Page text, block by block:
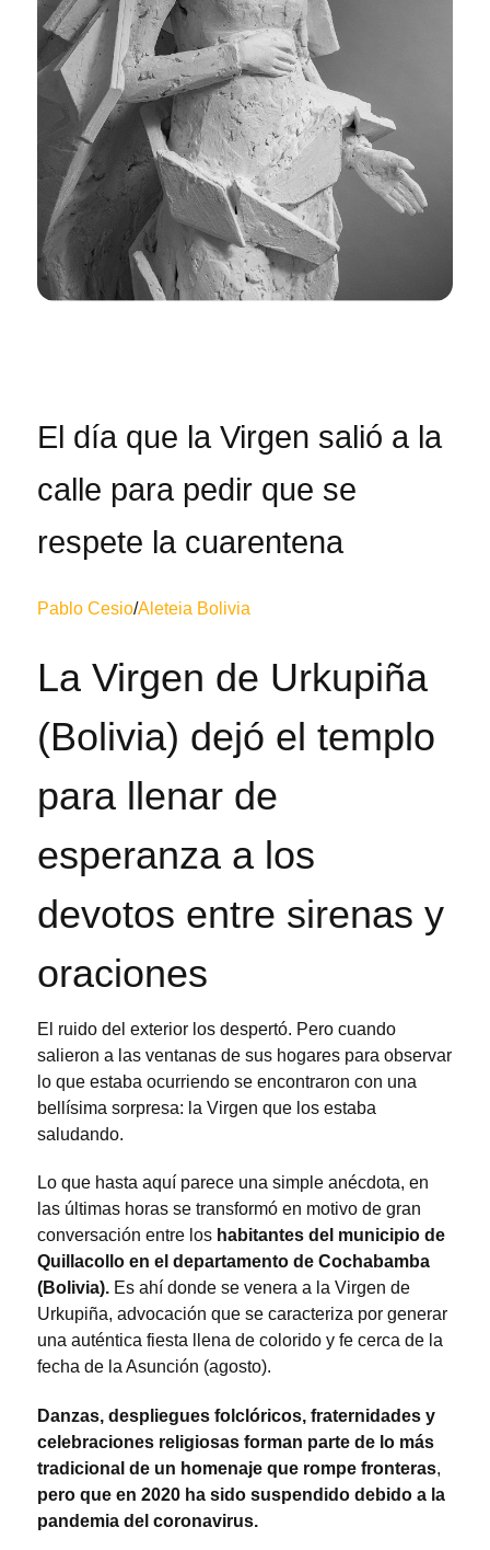
El día que la Virgen salió a la
calle para pedir que se
respete la cuarentena
Pablo Cesio/Aleteia Bolivia
La Virgen de Urkupiña
(Bolivia) dejó el templo
para llenar de
esperanza a los
devotos entre sirenas y
oraciones
El ruido del exterior los despertó. Pero cuando
salieron a las ventanas de sus hogares para observar
lo que estaba ocurriendo se encontraron con una
bellísima sorpresa: la Virgen que los estaba
saludando.
Lo que hasta aquí parece una simple anécdota, en
las últimas horas se transformó en motivo de gran
conversación entre los habitantes del municipio de
Quillacollo en el departamento de Cochabamba
(Bolivia). Es ahí donde se venera a la Virgen de
Urkupiña, advocación que se caracteriza por generar
una auténtica fiesta llena de colorido y fe cerca de la
fecha de la Asunción (agosto).
Danzas, despliegues folclóricos, fraternidades y
celebraciones religiosas forman parte de lo más
tradicional de un homenaje que rompe fronteras,
pero que en 2020 ha sido suspendido debido a la
pandemia del coronavirus.